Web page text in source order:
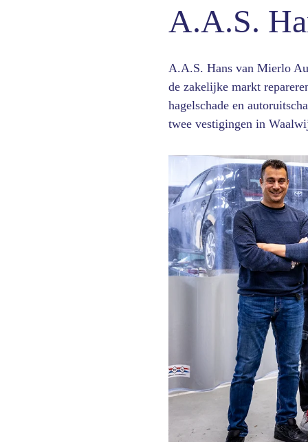
A.A.S.
A.A.S. Hans van Mierlo
de zakelijke markt
hagelschade en
twee vestigingen in